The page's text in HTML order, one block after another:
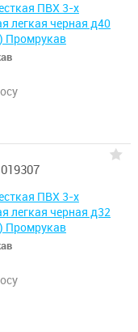
ПВХ 3-х
легкая черная д40
Промрукав
019307
ПВХ 3-х
легкая черная д32
Промрукав